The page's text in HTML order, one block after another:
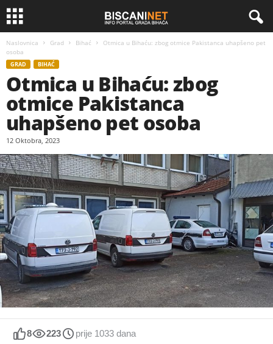
Naslovnica Grad Bihać
Otmica u Bihaću: zbog otmice Pakistanca uhapšeno pet
osoba
GRAD BIHAĆ
Otmica u Bihaću: zbog
otmice Pakistanca
uhapšeno pet osoba
12 Oktobra, 2023
8 223 prije 1033 dana